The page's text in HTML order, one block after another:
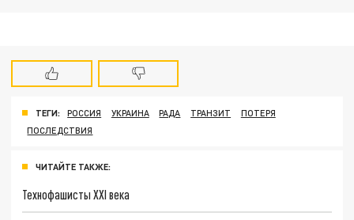
ТЕГИ: РОССИЯ УКРАИНА РАДА ТРАНЗИТ
ПОТЕРЯ
ПОСЛЕДСТВИЯ
ЧИТАЙТЕ ТАКЖЕ:
Технофашисты XXI века